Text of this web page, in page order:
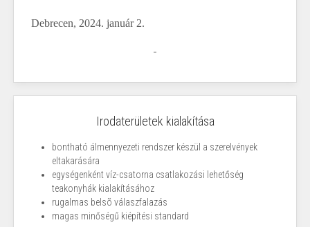
Debrecen, 2024. január 2.
Irodaterületek kialakítása
bontható álmennyezeti rendszer készül a szerelvények
eltakarására
egységenként víz-csatorna csatlakozási lehetőség
teakonyhák kialakításához
rugalmas belsõ válaszfalazás
magas minőségű kiépítési standard